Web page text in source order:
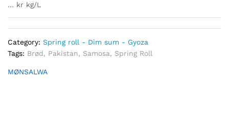
… kr kg/L
Category: Spring roll - Dim sum - Gyoza
Tags: Brød, Pakistan, Samosa, Spring Roll
MØNSALWA